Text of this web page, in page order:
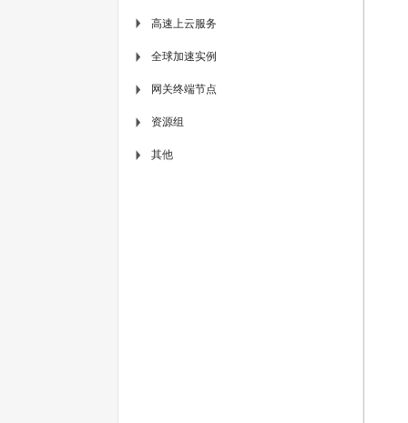
▶ 高速上云服务
▶ 全球加速实例
▶ 网关终端节点
▶ 资源组
▶ 其他